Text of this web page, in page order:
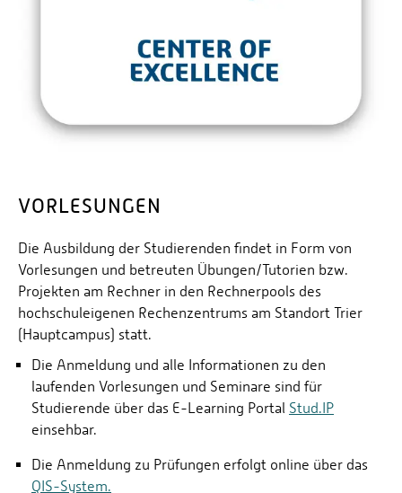
VORLESUNGEN
Die Ausbildung der Studierenden findet in Form von
Vorlesungen und betreuten Übungen/Tutorien bzw.
Projekten am Rechner in den Rechnerpools des
hochschuleigenen Rechenzentrums am Standort Trier
(Hauptcampus) statt.
Die Anmeldung und alle Informationen zu den
laufenden Vorlesungen und Seminare sind für
Studierende über das E-Learning Portal Stud.IP
einsehbar.
Die Anmeldung zu Prüfungen erfolgt online über das
QIS-System.